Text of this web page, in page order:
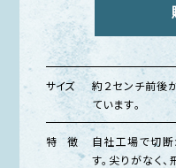
サイズ
約２センチ前後
ています。
特 徴
自社工場で切断
す。尖りがなく